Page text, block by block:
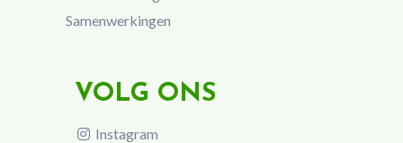
Samenwerkingen
VOLG ONS
Instagram